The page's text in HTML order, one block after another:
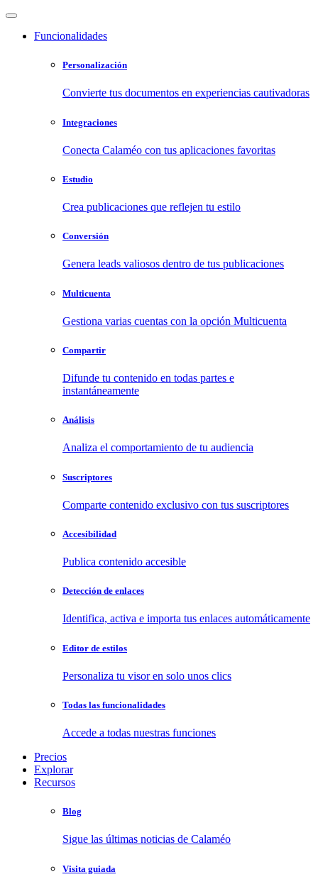
Funcionalidades
Personalización
Convierte tus documentos en experiencias cautivadoras
Integraciones
Conecta Calaméo con tus aplicaciones favoritas
Estudio
Crea publicaciones que reflejen tu estilo
Conversión
Genera leads valiosos dentro de tus publicaciones
Multicuenta
Gestiona varias cuentas con la opción Multicuenta
Compartir
Difunde tu contenido en todas partes e
instantáneamente
Análisis
Analiza el comportamiento de tu audiencia
Suscriptores
Comparte contenido exclusivo con tus suscriptores
Accesibilidad
Publica contenido accesible
Detección de enlaces
Identifica, activa e importa tus enlaces automáticamente
Editor de estilos
Personaliza tu visor en solo unos clics
Todas las funcionalidades
Accede a todas nuestras funciones
Precios
Explorar
Recursos
Blog
Sigue las últimas noticias de Calaméo
Visita guiada